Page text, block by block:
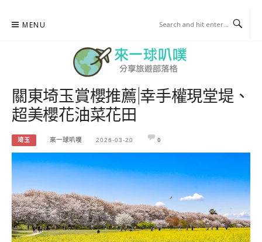
MENU
來一球叭噗
分享日本自助部落格
關東埼玉賞櫻推薦|幸手權現堂堤、
超美櫻花油菜花田
埼玉 來一球叭噗 2026-03-20 0